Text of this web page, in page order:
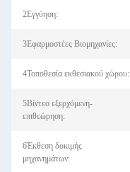
2Εγγύηση:
3Εφαρμοστέες Βιομηχανίες:
4Τοποθεσία εκθεσιακού χώρου:
5Βίντεο εξερχόμενη-
επιθεώρηση:
6Έκθεση δοκιμής
μηχανημάτων: